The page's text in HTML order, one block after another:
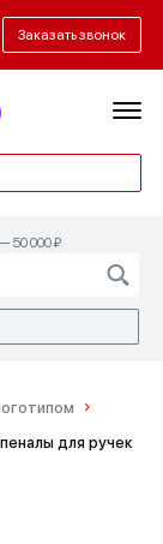
Заказать звонок
50 000 ₽
для ручек